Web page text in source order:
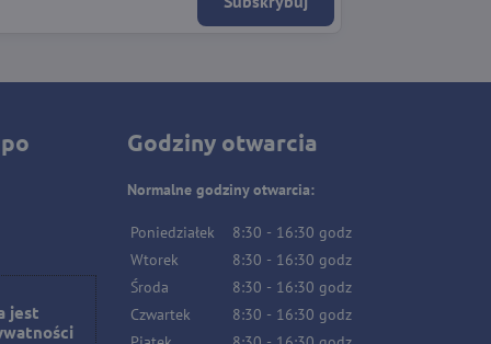
jest
Godziny otwarcia
Normalne godziny otwarcia:
Poniedziałek 8:30 - 16:30 godz
Wtorek
8:30 - 16:30 godz
Środa
8:30 - 16:30 godz
Czwartek
8:30 - 16:30 godz